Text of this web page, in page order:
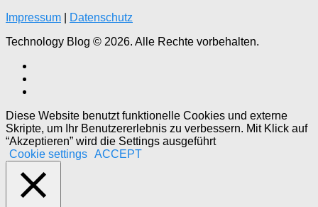
Impressum
Datenschutz
Technology Blog © 2026. Alle Rechte vorbehalten.
Diese Website benutzt funktionelle Cookies und externe
Skripte, um Ihr Benutzererlebnis zu verbessern. Mit Klick auf
“Akzeptieren” wird die Settings ausgeführt
Cookie settings ACCEPT